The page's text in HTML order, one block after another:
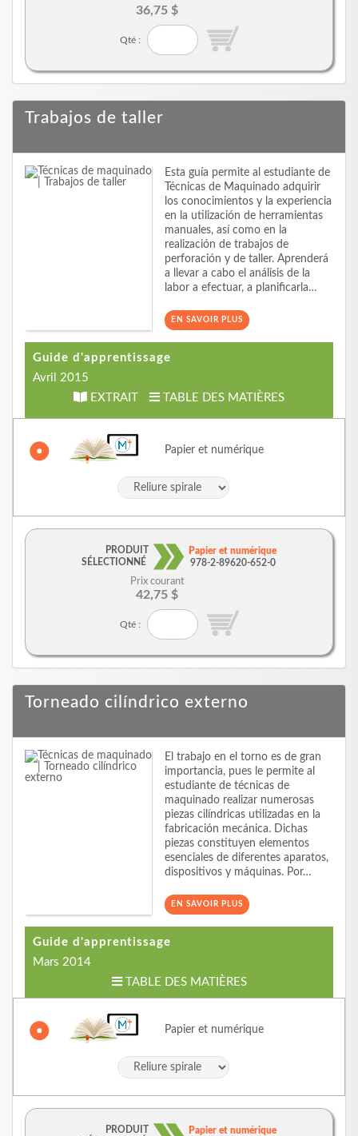
36,75 $
Qté :
Trabajos de taller
Esta guía permite al estudiante de
Técnicas de Maquinado adquirir
los conocimientos y la experiencia
en la utilización de herramientas
manuales, así como en la
realización de trabajos de
perforación y de taller. Aprenderá
a llevar a cabo el análisis de la
labor a efectuar, a planificarla…
EN SAVOIR PLUS
Guide d'apprentissage
Avril 2015
EXTRAIT
TABLE DES MATIÈRES
Papier et numérique
PRODUIT
SÉLECTIONNÉ
Papier et numérique
978-2-89620-652-0
Prix courant
42,75 $
Qté :
Torneado cilíndrico externo
El trabajo en el torno es de gran
importancia, pues le permite al
estudiante de técnicas de
maquinado realizar numerosas
piezas cilíndricas utilizadas en la
fabricación mecánica. Dichas
piezas constituyen elementos
esenciales de diferentes aparatos,
dispositivos y máquinas. Por…
EN SAVOIR PLUS
Guide d'apprentissage
Mars 2014
TABLE DES MATIÈRES
Papier et numérique
PRODUIT
Papier et numérique